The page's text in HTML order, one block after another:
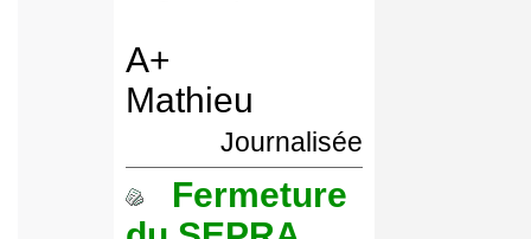
A+
Mathieu
Journalisée
Fermeture